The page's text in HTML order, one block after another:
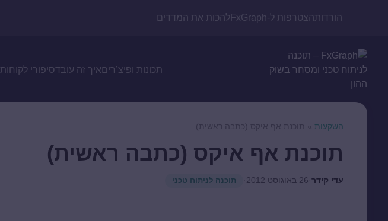
הורדותהצטרפות ל-FxGraph להכות את המדדים
תכונות ופיצ’ריםאיך זה עובדסיפורי לקוחות
השקעות » תוכנת אף איקס (כתבה ראשית)
תוכנת אף איקס (כתבה ראשית)
עדי קידר 26 באוגוסט 2012 תוכנה לניתוח טכני